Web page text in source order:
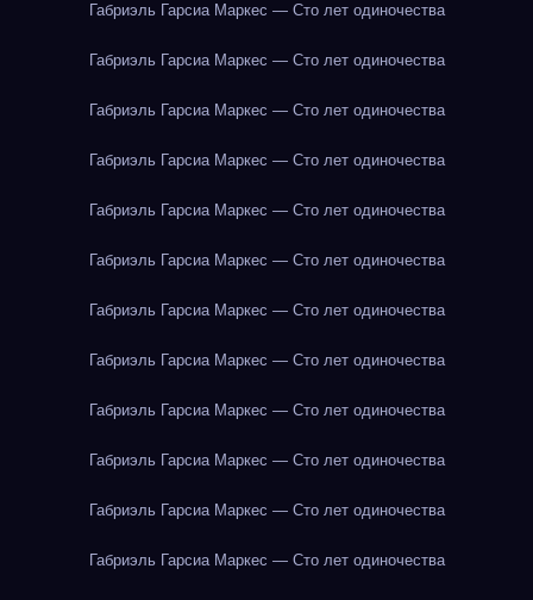
Габриэль Гарсиа Маркес — Сто лет одиночества
Габриэль Гарсиа Маркес — Сто лет одиночества
Габриэль Гарсиа Маркес — Сто лет одиночества
Габриэль Гарсиа Маркес — Сто лет одиночества
Габриэль Гарсиа Маркес — Сто лет одиночества
Габриэль Гарсиа Маркес — Сто лет одиночества
Габриэль Гарсиа Маркес — Сто лет одиночества
Габриэль Гарсиа Маркес — Сто лет одиночества
Габриэль Гарсиа Маркес — Сто лет одиночества
Габриэль Гарсиа Маркес — Сто лет одиночества
Габриэль Гарсиа Маркес — Сто лет одиночества
Габриэль Гарсиа Маркес — Сто лет одиночества